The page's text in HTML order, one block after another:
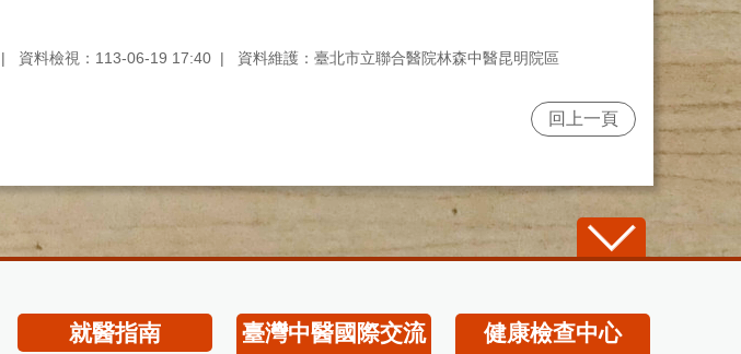
資料檢視：113-06-19 17:40 資料維護：臺北市立聯合醫院林森中醫昆明院區
回上一頁
就醫指南
臺灣中醫國際交流
健康檢查中心